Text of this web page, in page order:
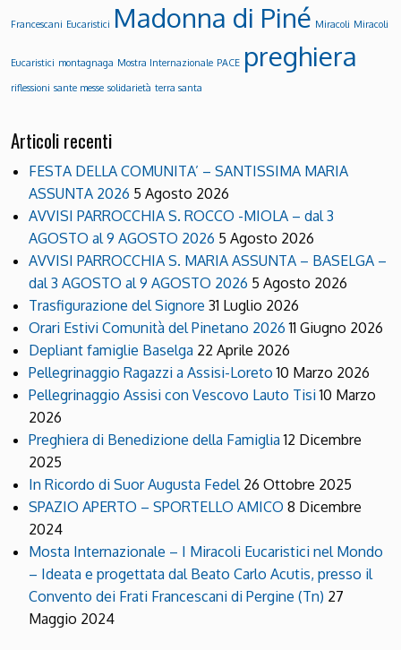
Francescani Eucaristici Madonna di Piné Miracoli Miracoli
Eucaristici montagnaga Mostra Internazionale PACE preghiera
riflessioni sante messe solidarietà terra santa
Articoli recenti
FESTA DELLA COMUNITA’ – SANTISSIMA MARIA
ASSUNTA 2026 5 Agosto 2026
AVVISI PARROCCHIA S. ROCCO -MIOLA – dal 3
AGOSTO al 9 AGOSTO 2026 5 Agosto 2026
AVVISI PARROCCHIA S. MARIA ASSUNTA – BASELGA –
dal 3 AGOSTO al 9 AGOSTO 2026 5 Agosto 2026
Trasfigurazione del Signore 31 Luglio 2026
Orari Estivi Comunità del Pinetano 2026 11 Giugno 2026
Depliant famiglie Baselga 22 Aprile 2026
Pellegrinaggio Ragazzi a Assisi-Loreto 10 Marzo 2026
Pellegrinaggio Assisi con Vescovo Lauto Tisi 10 Marzo
2026
Preghiera di Benedizione della Famiglia 12 Dicembre
2025
In Ricordo di Suor Augusta Fedel 26 Ottobre 2025
SPAZIO APERTO – SPORTELLO AMICO 8 Dicembre
2024
Mosta Internazionale – I Miracoli Eucaristici nel Mondo
– Ideata e progettata dal Beato Carlo Acutis, presso il
Convento dei Frati Francescani di Pergine (Tn) 27
Maggio 2024